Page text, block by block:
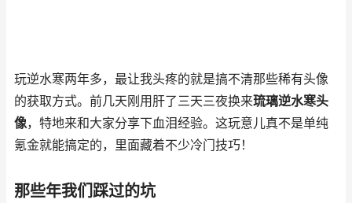
玩逆水寒两年多，最让我头疼的就是搞不清那些稀有头像
的获取方式。前几天刚用肝了三天三夜换来琉璃逆水寒头
像，特地来和大家分享下血泪经验。这玩意儿真不是单纯
氪金就能搞定的，里面藏着不少冷门技巧！
那些年我们踩过的坑